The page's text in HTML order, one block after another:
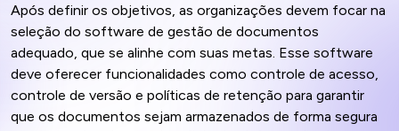
Após definir os objetivos, as organizações devem focar na
seleção do software de gestão de documentos
adequado, que se alinhe com suas metas. Esse software
deve oferecer funcionalidades como controle de acesso,
controle de versão e políticas de retenção para garantir
que os documentos sejam armazenados de forma segura